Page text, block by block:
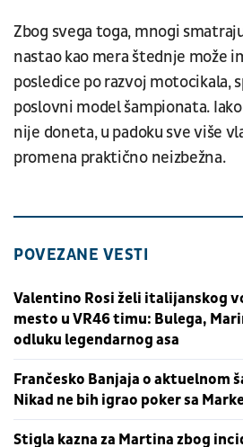
Zbog svega toga, mnogi
nastao kao mera štednje može
posledice po razvoj motocikala,
poslovni model šampionata.
nije doneta, u padoku sve više
promena praktično neizbežna.
POVEZANE VESTI
Valentino Rosi želi italijanskog
mesto u VR46 timu: Bulega,
odluku legendarnog asa
Frančesko Banjaja o aktuelnom
Nikad ne bih igrao poker sa
Stigla kazna za Martina zbog